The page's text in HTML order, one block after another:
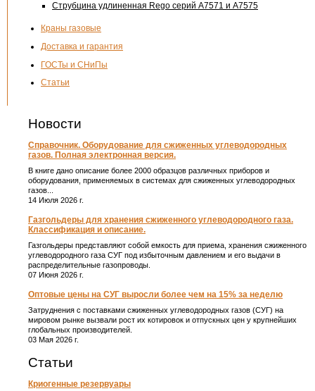
Струбцина удлиненная Rego серий А7571 и А7575
Краны газовые
Доставка и гарантия
ГОСТы и СНиПы
Статьи
Новости
Справочник. Оборудование для сжиженных углеводородных
газов. Полная электронная версия.
В книге дано описание более 2000 образцов различных приборов и
оборудования, применяемых в системах для сжиженных углеводородных
газов...
14 Июля 2026 г.
Газгольдеры для хранения сжиженного углеводородного газа.
Классификация и описание.
Газгольдеры представляют собой емкость для приема, хранения сжиженного
углеводородного газа СУГ под избыточным давлением и его выдачи в
распределительные газопроводы.
07 Июня 2026 г.
Оптовые цены на СУГ выросли более чем на 15% за неделю
Затруднения с поставками сжиженных углеводородных газов (СУГ) на
мировом рынке вызвали рост их котировок и отпускных цен у крупнейших
глобальных производителей.
03 Мая 2026 г.
Статьи
Криогенные резервуары